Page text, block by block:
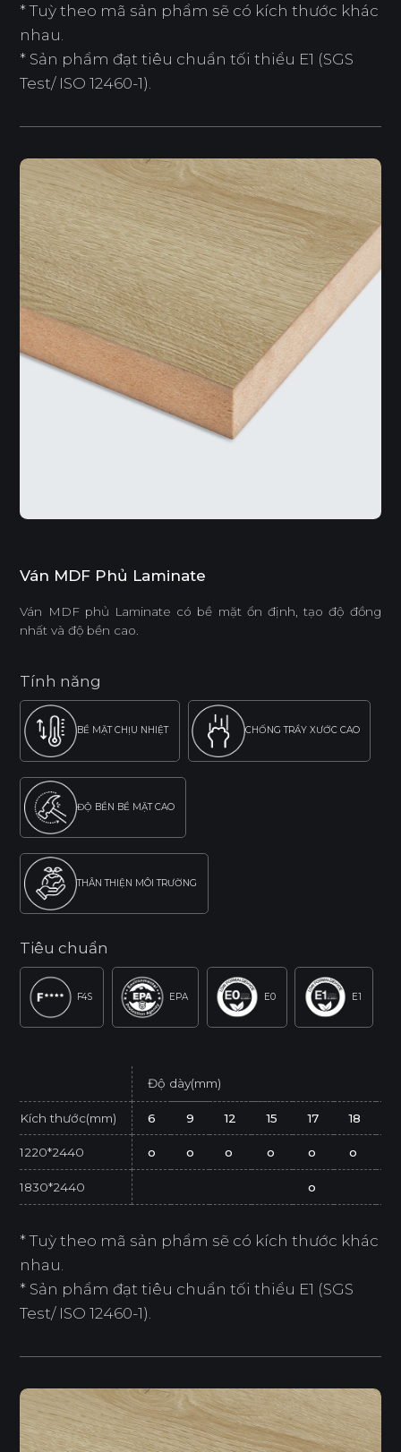
* Tuỳ theo mã sản phẩm sẽ có kích thước khác
nhau.
* Sản phẩm đạt tiêu chuẩn tối thiểu E1 (SGS
Test/ ISO 12460-1).
Ván MDF Phủ Laminate
Ván MDF phủ Laminate có bề mặt ổn định, tạo độ đồng
nhất và độ bền cao.
Tính năng
BỀ MẶT CHỊU NHIỆT CHỐNG TRẦY XƯỚC CAO
ĐỘ BỀN BỀ MẶT CAO
THÂN THIỆN MÔI TRƯỜNG
Tiêu chuẩn
F4S EPA E0 E1
Độ dày(mm)
Kích thước(mm) 6 9 12 15 17 18
1220*2440 o o o o o o
1830*2440 o
* Tuỳ theo mã sản phẩm sẽ có kích thước khác
nhau.
* Sản phẩm đạt tiêu chuẩn tối thiểu E1 (SGS
Test/ ISO 12460-1).